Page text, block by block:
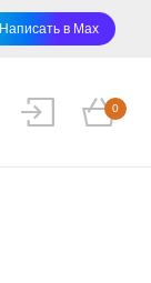
Написать в Max
0